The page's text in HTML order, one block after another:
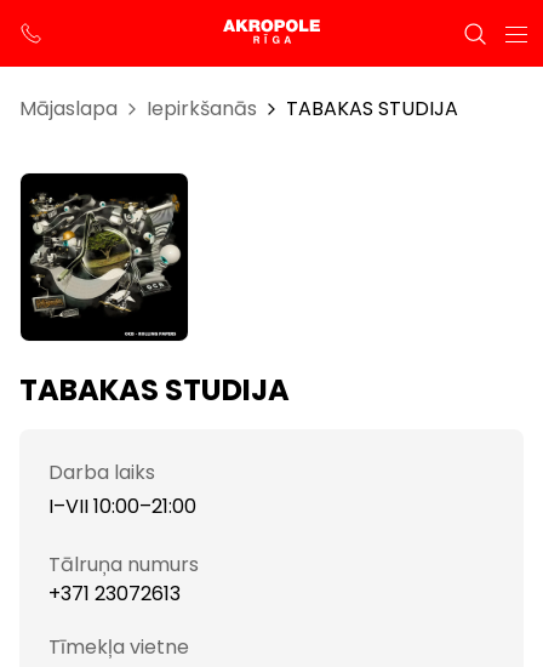
Mājaslapa Iepirkšanās TABAKAS STUDIJA
TABAKAS STUDIJA
Darba laiks
I–VII 10:00–21:00
Tālruņa numurs
+371 23072613
Tīmekļa vietne